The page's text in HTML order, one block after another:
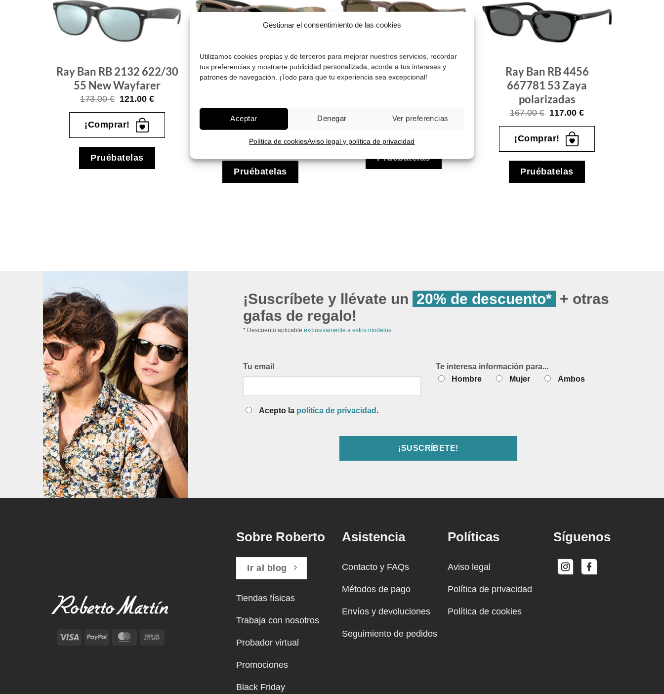
Gestionar el consentimiento de las cookies
Utilizamos cookies propias y de terceros para mejorar nuestros servicios, recordar
tus preferencias y mostrarte publicidad personalizada, acorde a tus intereses y
patrones de navegación. ¡Todo para que tu experiencia sea excepcional!
Aceptar Denegar Ver preferencias
Política de cookiesAviso legal y política de privacidad
de sol
que
Ray Ban RB 2132 622/30
55 New Wayfarer
173.00€ El
original
era:
173.00 €.
121.00€El
actual
¡Comprar!
Pruébatelas
de sol
quiero
Ray Ban RB 2132
6822B1 55 New
original
era:
152.00 €.
106.00
precio
es:
106.00 €.
¡Comprar!
Pruébatelas
de sol
Ray Ban RB 2203
13920A 55
original
era:
actual
es:
¡Comprar!
Pruébatelas
de sol
que
Ray Ban RB 4456
667781 53 Zaya
polarizadas
167.00€ El
original
era:
167.00 €.
117.00€El
actual
¡Comprar!
Pruébatelas
¡Suscríbete y llévate un 20% de descuento* + otras
gafas de regalo!
* Descuento aplicable exclusivamente a estos modelos.
Tu email
Acepto la política de privacidad .
Te interesa información para...
Hombre
Mujer Ambos
Visa PayPal MasterCard
Sobre Roberto
Ir al blog
Tiendas físicas
Trabaja con nosotros
Probador virtual
Promociones
Black Friday
Asistencia
Contacto y FAQs
Métodos de pago
Envíos y devoluciones
Seguimiento de pedidos
Políticas
Aviso legal
Política de privacidad
Política de cookies
Síguenos